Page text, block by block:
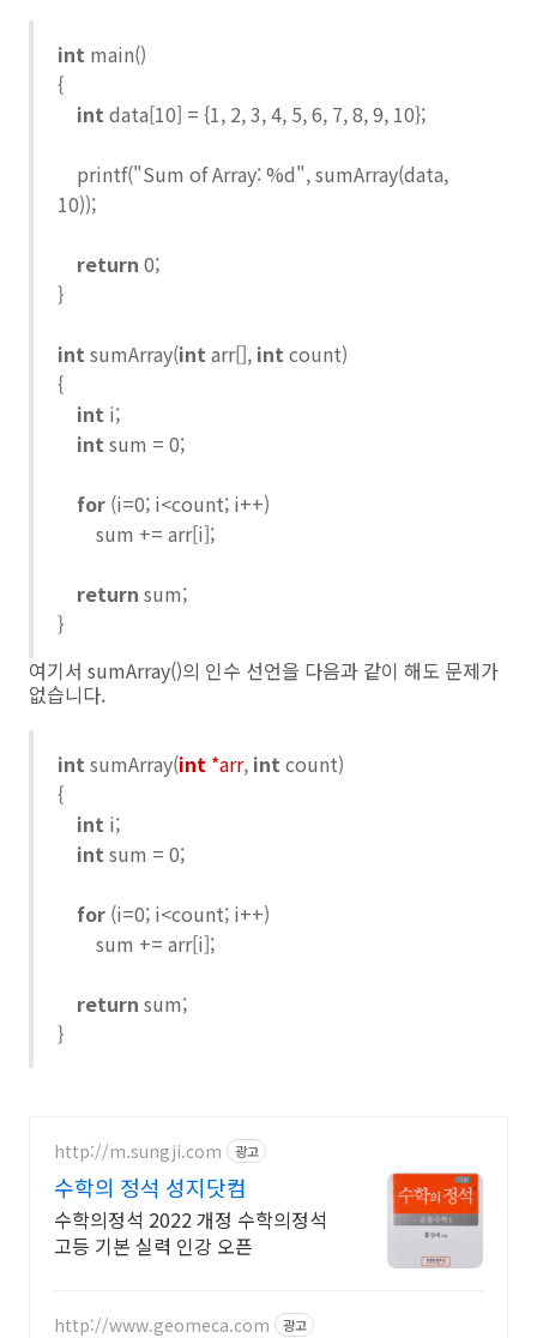
int main()
{
intdata[10] = {1, 2, 3, 4, 5, 6, 7, 8, 9, 10};
printf("Sum of Array: %d", sumArray(data,
10));
return 0;
}
intsumArray(intarr[], intcount)
{
int i;
intsum = 0;
for (i=0; i<count; i++)
sum += arr[i];
return sum;
}
여기서 sumArray()의 인수 선언을 다음과 같이 해도 문제가
없습니다.
intsumArray(int *arr, intcount)
{
int i;
intsum = 0;
for (i=0; i<count; i++)
sum += arr[i];
return sum;
}
http://m.sungji.com 광고
수학의 정석 성지닷컴
수학의정석 2022 개정 수학의정석
고등 기본 실력 인강 오픈
http://www.geomeca.com 광고